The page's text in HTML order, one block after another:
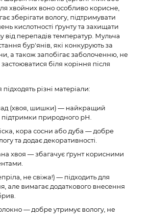
хвойних воно особливо корисне,
зберігати вологу, підтримувати
кислотності ґрунту та захищати
від перепадів температур. Мульча
бур'янів, які конкурують за
а також запобігає заболоченню, не
біля коріння після
різні матеріали:
(хвоя, шишки) — найкращий
підтримки природного pH.
кора сосни або дуба — добре
та додає декоративності.
хвоя — збагачує ґрунт корисними
не свіжа!) — підходить для
але вимагає додаткового внесення
— добре утримує вологу, не